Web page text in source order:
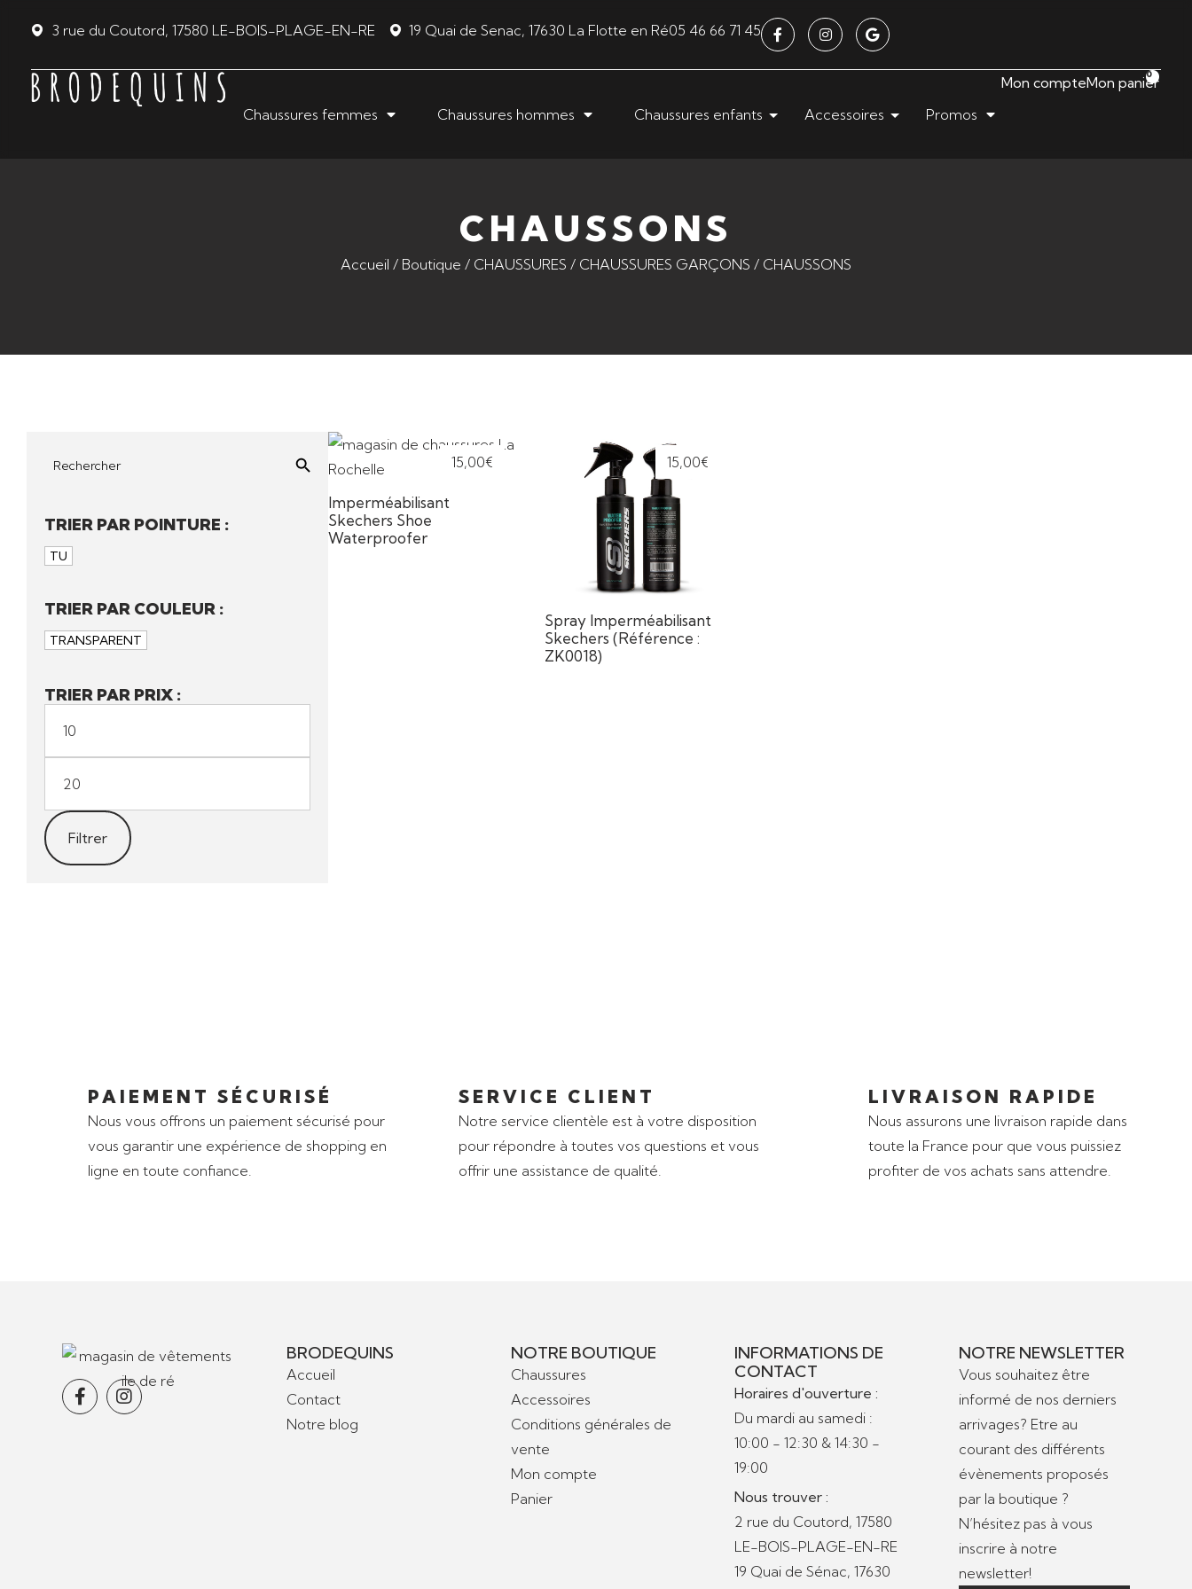
3 rue du Coutord, 17580 LE-BOIS-PLAGE-EN-RE 19 Quai de Senac, 17630 La Flotte en Ré05 46 66 71 45
Chaussures femmes Chaussures hommes Chaussures enfants Accessoires Promos
Mon compteMon panier
0
CHAUSSONS
Accueil / Boutique / CHAUSSURES / CHAUSSURES GARÇONS / CHAUSSONS
Search
Search Button
TRIER PAR POINTURE :
TU
TRIER PAR COULEUR :
TRANSPARENT
TRIER PAR PRIX :
Filtrer
Imperméabilisant
Skechers Shoe
Waterproofer
15,00€
Spray Imperméabilisant
Skechers (Référence :
ZK0018)
15,00€
PAIEMENT SÉCURISÉ
Nous vous offrons un paiement sécurisé pour
vous garantir une expérience de shopping en
ligne en toute confiance.
SERVICE CLIENT
Notre service clientèle est à votre disposition
pour répondre à toutes vos questions et vous
offrir une assistance de qualité.
LIVRAISON RAPIDE
Nous assurons une livraison rapide dans
toute la France pour que vous puissiez
profiter de vos achats sans attendre.
BRODEQUINS
Accueil
Contact
Notre blog
NOTRE BOUTIQUE
Chaussures
Accessoires
Conditions générales de
vente
Mon compte
Panier
INFORMATIONS DE
CONTACT
Horaires d'ouverture :
Du mardi au samedi :
10:00 - 12:30 & 14:30 -
19:00
Nous trouver :
2 rue du Coutord, 17580
LE-BOIS-PLAGE-EN-RE
19 Quai de Sénac, 17630
NOTRE NEWSLETTER
Vous souhaitez être
informé de nos derniers
arrivages? Etre au
courant des différents
évènements proposés
par la boutique ?
N’hésitez pas à vous
inscrire à notre
newsletter!